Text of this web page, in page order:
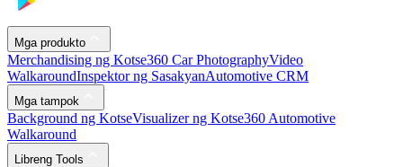
Mga produkto
Merchandising ng Kotse360 Car PhotographyVideo
WalkaroundInspektor ng SasakyanAutomotive CRM
Mga tampok
Background ng KotseVisualizer ng Kotse360 Automotive
Walkaround
Libreng Tools